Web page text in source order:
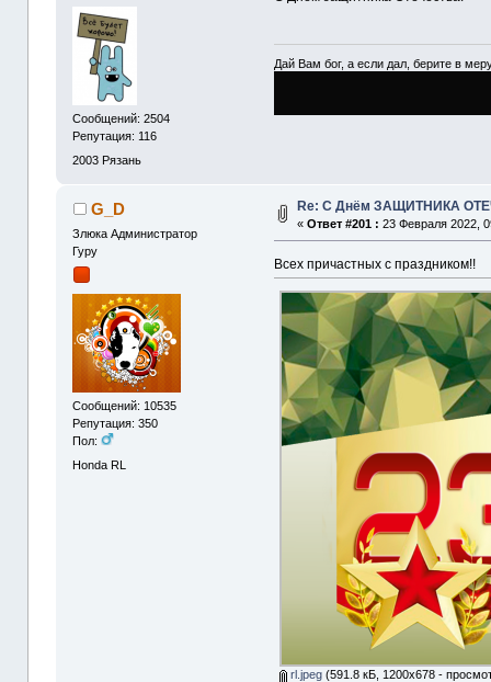
Сообщений: 2504
Репутация: 116
2003 Рязань
Дай Вам бог, а если дал, берите в
G_D
Злюка Администратор
Гуру
Сообщений: 10535
Репутация: 350
Пол:
Honda RL
Re: С Днём ЗАЩИТНИКА
«Ответ #201 : 23 Февраля 2022,
Всех причастных с праздником!!
rl.jpeg (591.8 кБ, 1200x678 -